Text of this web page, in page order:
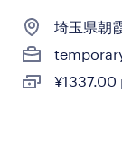
埼玉県朝
¥1337.00